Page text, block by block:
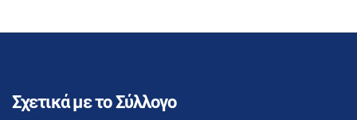
Σχετικά με το Σύλλογο